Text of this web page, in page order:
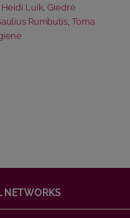
Heidi Luik,Giedrė
Rumbutis, Toma
NETWORKS